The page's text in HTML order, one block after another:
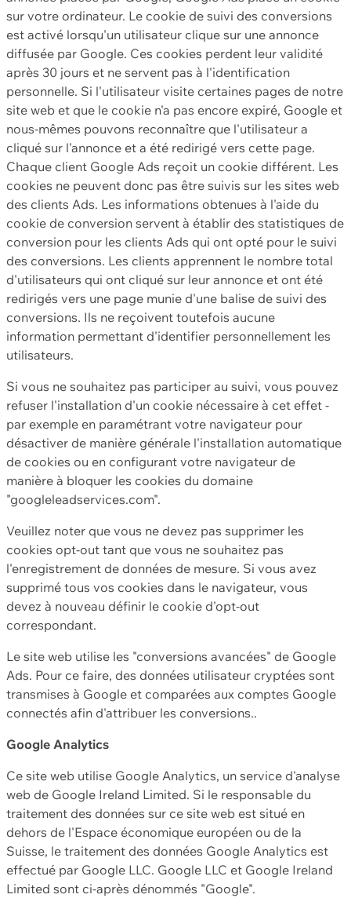
sur votre ordinateur. Le cookie de suivi des conversions
est activé lorsqu'un utilisateur clique sur une annonce
diffusée par Google. Ces cookies perdent leur validité
après 30 jours et ne servent pas à l'identification
personnelle. Si l'utilisateur visite certaines pages de notre
site web et que le cookie n'a pas encore expiré, Google et
nous-mêmes pouvons reconnaître que l'utilisateur a
cliqué sur l'annonce et a été redirigé vers cette page.
Chaque client Google Ads reçoit un cookie différent. Les
cookies ne peuvent donc pas être suivis sur les sites web
des clients Ads. Les informations obtenues à l'aide du
cookie de conversion servent à établir des statistiques de
conversion pour les clients Ads qui ont opté pour le suivi
des conversions. Les clients apprennent le nombre total
d'utilisateurs qui ont cliqué sur leur annonce et ont été
redirigés vers une page munie d'une balise de suivi des
conversions. Ils ne reçoivent toutefois aucune
information permettant d'identifier personnellement les
utilisateurs.
Si vous ne souhaitez pas participer au suivi, vous pouvez
refuser l'installation d'un cookie nécessaire à cet effet -
par exemple en paramétrant votre navigateur pour
désactiver de manière générale l'installation automatique
de cookies ou en configurant votre navigateur de
manière à bloquer les cookies du domaine
"googleleadservices.com".
Veuillez noter que vous ne devez pas supprimer les
cookies opt-out tant que vous ne souhaitez pas
l'enregistrement de données de mesure. Si vous avez
supprimé tous vos cookies dans le navigateur, vous
devez à nouveau définir le cookie d'opt-out
correspondant.
Le site web utilise les "conversions avancées" de Google
Ads. Pour ce faire, des données utilisateur cryptées sont
transmises à Google et comparées aux comptes Google
connectés afin d'attribuer les conversions..
Google Analytics
Ce site web utilise Google Analytics, un service d'analyse
web de Google Ireland Limited. Si le responsable du
traitement des données sur ce site web est situé en
dehors de l'Espace économique européen ou de la
Suisse, le traitement des données Google Analytics est
effectué par Google LLC. Google LLC et Google Ireland
Limited sont ci-après dénommés "Google".